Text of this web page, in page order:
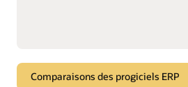
Comparaisons des progiciels ERP